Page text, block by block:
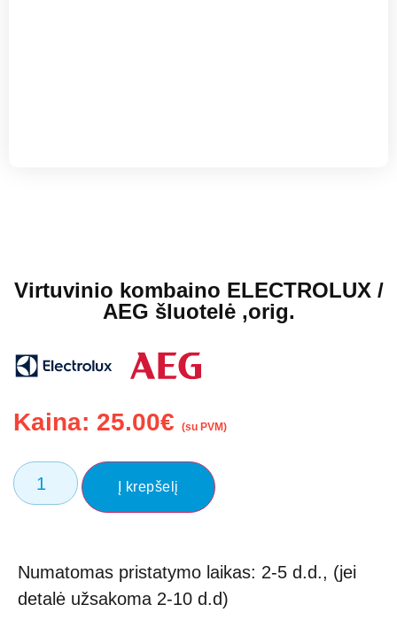
Virtuvinio kombaino ELECTROLUX /
AEG šluotelė ,orig.
Kaina: 25.00€ (su PVM)
Į krepšelį
Numatomas pristatymo laikas: 2-5 d.d., (jei
detalė užsakoma 2-10 d.d)